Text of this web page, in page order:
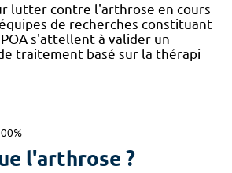
lutter contre l'arthrose en cours
de recherches constituant
s'attellent à valider un
traitement basé sur la thérapi
l'arthrose ?